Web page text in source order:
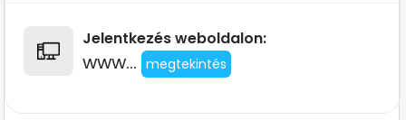
Jelentkezés weboldalon:
www... megtekintés